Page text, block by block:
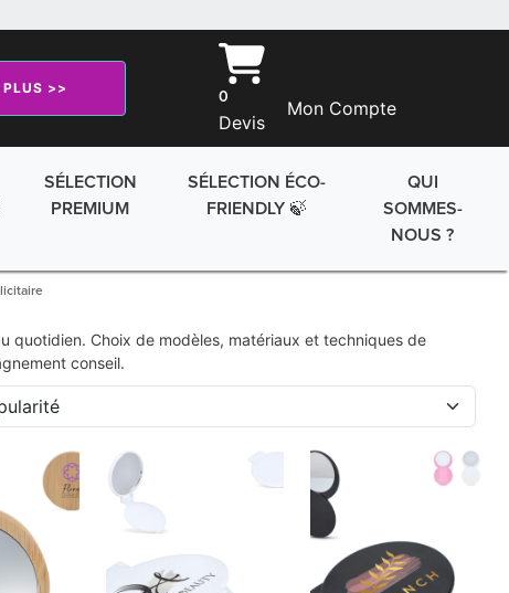
PLUS >>
0
Devis
Mon Compte
SÉLECTION
PREMIUM
SÉLECTION ÉCO-
FRIENDLY 🍃
QUI
SOMMES-
NOUS ?
quotidien. Choix de modèles, matériaux et techniques de
conseil.